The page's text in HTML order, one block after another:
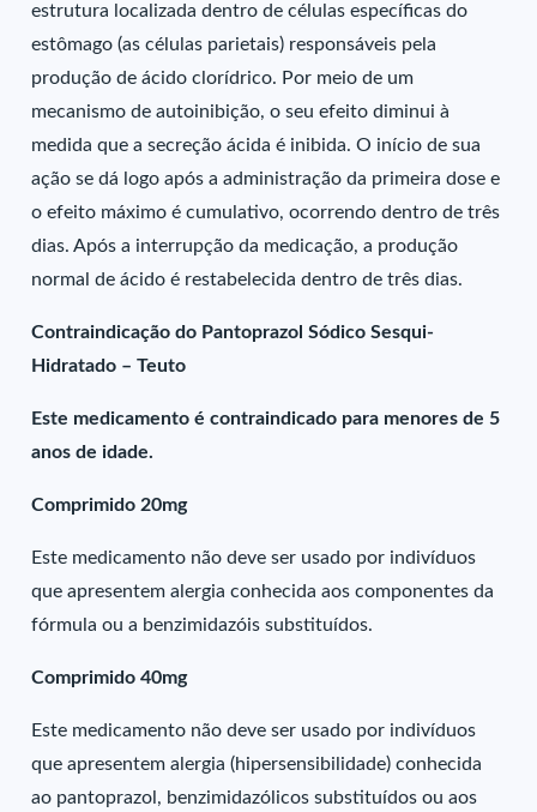
estrutura localizada dentro de células específicas do
estômago (as células parietais) responsáveis pela
produção de ácido clorídrico. Por meio de um
mecanismo de autoinibição, o seu efeito diminui à
medida que a secreção ácida é inibida. O início de sua
ação se dá logo após a administração da primeira dose e
o efeito máximo é cumulativo, ocorrendo dentro de três
dias. Após a interrupção da medicação, a produção
normal de ácido é restabelecida dentro de três dias.
Contraindicação do Pantoprazol Sódico Sesqui-
Hidratado – Teuto
Este medicamento é contraindicado para menores de 5
anos de idade.
Comprimido 20mg
Este medicamento não deve ser usado por indivíduos
que apresentem alergia conhecida aos componentes da
fórmula ou a benzimidazóis substituídos.
Comprimido 40mg
Este medicamento não deve ser usado por indivíduos
que apresentem alergia (hipersensibilidade) conhecida
ao pantoprazol, benzimidazólicos substituídos ou aos